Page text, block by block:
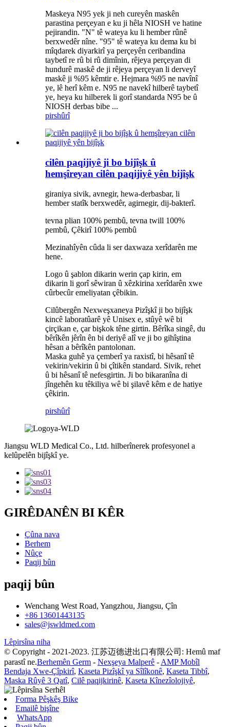
Maskeya N95 yek ji neh cureyên maskên
parastina perçeyan e ku ji hêla NIOSH ve hatine
pejirandin. "N" tê wateya ku li hember rûnê
berxwedêr nîne. "95" tê wateya ku dema ku bi
mîqdarek diyarkirî ya perçeyên ceribandina
taybetî re rû bi rû dimînin, rêjeya perçeyan di
hundurê maskê de ji rêjeya perçeyan li derveyî
maskê ji %95 kêmtir e. Hejmara %95 ne navînî
ye, lê herî kêm e. N95 ne navekî hilberê taybetî
ye, heya ku hilberek li gorî standarda N95 be û
NIOSH derbas bibe ...
pirshûrî
cilên paqijiyê ji bo bijîşk û
hemşîreyan cilên paqijiyê yên bijîşk
giraniya sivik, avnegir, hewa-derbasbar, li
hember statîk berxwedêr, agirnegir, dij-bakterî.
tevna plian 100% pembû, tevna twill 100%
pembû, Çêkirî 100% pembû
Mezinahîyên cûda li ser daxwaza xerîdarên me
hene.
Logo û şablon dikarin werin çap kirin, em
dikarin li gorî sêwiran û xêzkirina xerîdarên xwe
cûrbecûr emeliyatan çêbikin.
Cilûbergên Nexweşxaneya Pizîşkî ji bo bijîşk
kincê laboratûarê yê Unisex e, stûyê wê bi
çirçikan e, çar bişkok têne girtin. Bêrîka singê, du
bêrîkên jêrîn ên bi deriyê alî ve ji bo gihîştina
hêsan a bêrîkên pantolonan.
Maska guhê ya çemberî ya raxistî, bi hêsanî tê
vekirin/vekirin û bi çîtikên standard. Sivik, rehet
û bi hêsanî tê nefesgirtin. Ji bo bikaranîna di
jîngehên ku têkiliya wê bi şilavê kêm e de hatiye
çêkirin.
pirshûrî
Jiangsu WLD Medical Co., Ltd. hilberînerek profesyonel a
kelûpelên bijîşkî ye.
GIRÊDANÊN BI KÊR
Çûna nava
Berhem
Nûçe
Paqij bûn
paqij bûn
Wenchang West Road, Yangzhou, Jiangsu, Çîn
+86 13601443135
sales@jswldmed.com
Lêpirsîna niha
© Copyright - 2021-2023. 江苏迈德进出口有限公司: Hemû maf
parastî ne.Berhemên Germ - Nexşeya Malperê - AMP Mobîl
Bendaja Xwe-Çîpkirî, Kaseta Pizîşkî ya Sîlîkonê, Kaseta Tibbî,
Maska Rûyê 3 Qatî, Cilê paqijkirinê, Kaseta Kînezîolojiyê,
Forma Pêşkêş Bike
Emailê bişîne
WhatsApp